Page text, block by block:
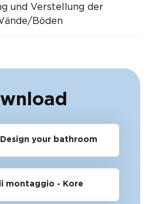
und Verstellung der
Böden
your bathroom
montaggio - Kore